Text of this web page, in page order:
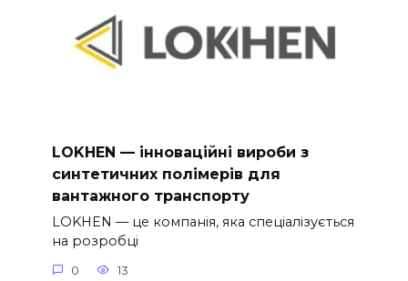
LOKHEN — інноваційні вироби з
синтетичних полімерів для
вантажного транспорту
LOKHEN — це компанія, яка спеціалізується
на розробці
0 13